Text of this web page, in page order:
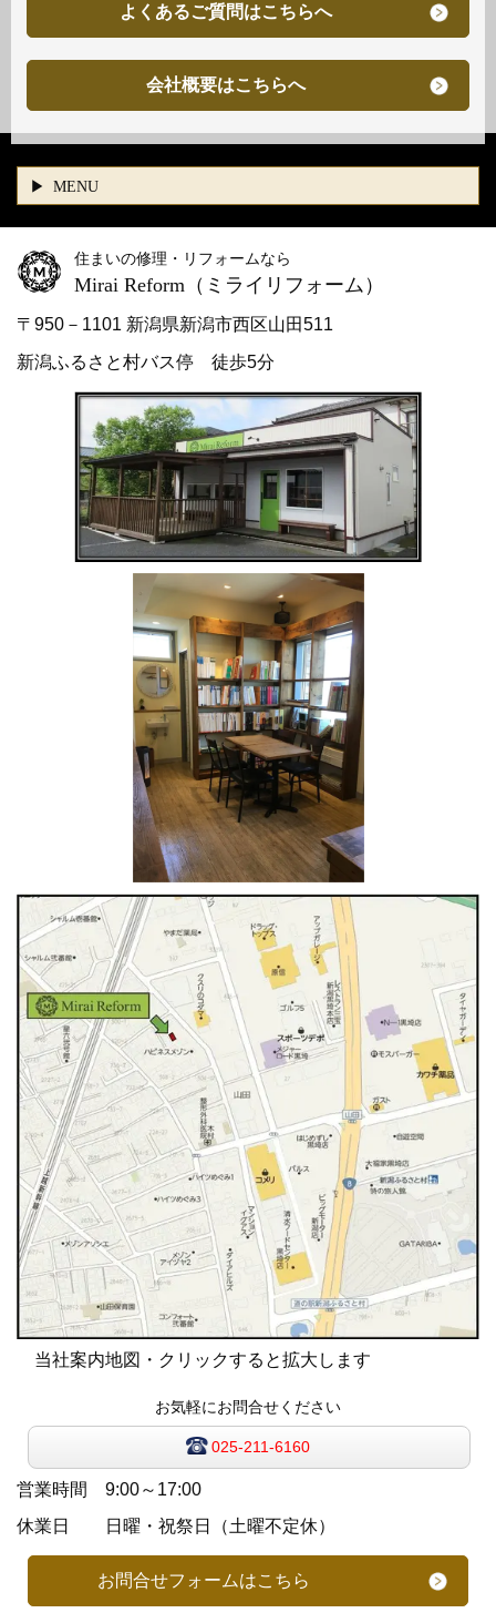
よくあるご質問はこちらへ
会社概要はこちらへ
MENU
住まいの修理・リフォームなら
Mirai Reform （ミライリフォーム）
〒950－1101 新潟県新潟市西区山田511
新潟ふるさと村バス停 徒歩5分
当社案内地図・クリックすると拡大します
お気軽にお問合せください
025-211-6160
営業時間 9:00～17:00
休業日 日曜・祝祭日（土曜不定休）
お問合せフォームはこちら